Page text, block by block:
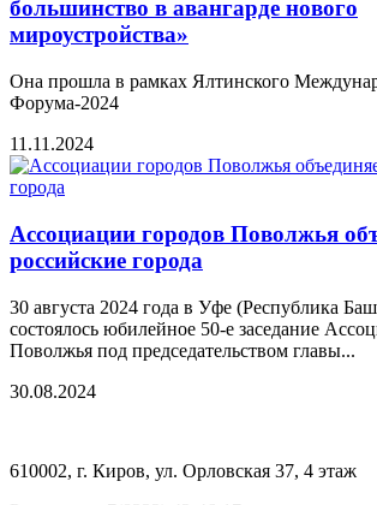
большинство в авангарде нового
мироустройства»
Она прошла в рамках Ялтинского
Форума-2024
11.11.2024
Ассоциации городов Поволжья
российские города
30 августа 2024 года в Уфе (Республика
состоялось юбилейное 50-е заседание
Поволжья под председательством главы...
30.08.2024
610002, г. Киров, ул. Орловская 37, 4 этаж